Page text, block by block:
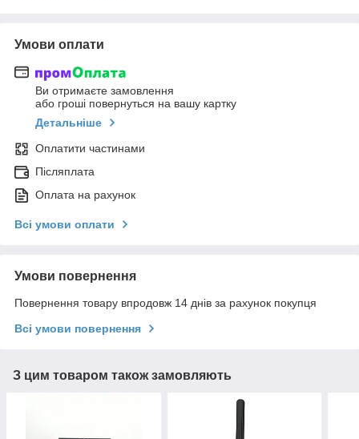
Умови оплати
Ви отримаєте замовлення
або гроші повернуться на вашу картку
Детальніше
Оплатити частинами
Післяплата
Оплата на рахунок
Всі умови оплати
Умови повернення
Повернення товару впродовж 14 днів за рахунок покупця
Всі умови повернення
З цим товаром також замовляють